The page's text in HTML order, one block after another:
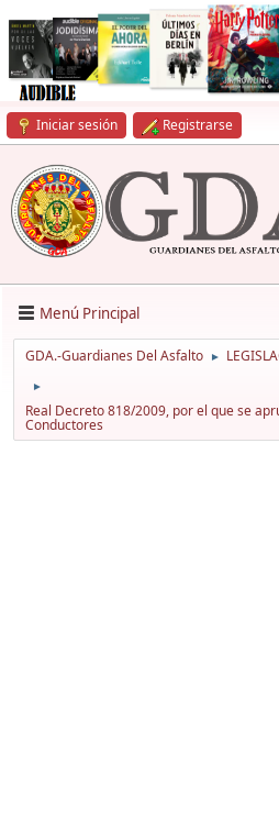
Iniciar sesión Registrarse
Menú Principal
GDA.-Guardianes Del Asfalto ►
►
Real Decreto 818/2009, por el que se
Conductores